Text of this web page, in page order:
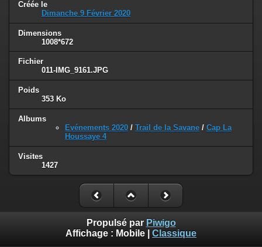
Créée le
Dimanche 9 Février 2020
Dimensions
1008*672
Fichier
011-IMG_9161.JPG
Poids
353 Ko
Albums
Evénements 2020 / Trail de la Savane / Cap La
Houssaye 4
Visites
1427
Propulsé par Piwigo
Affichage : Mobile Classique